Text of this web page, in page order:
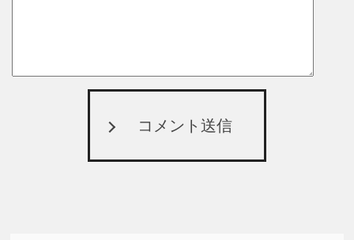
コメント送信